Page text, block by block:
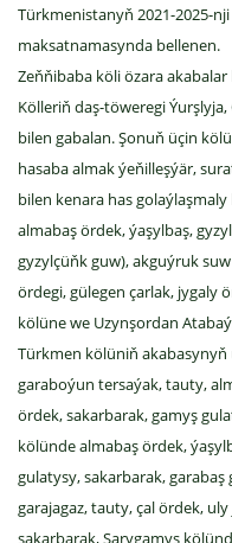
Türkmenistanyň 2021-2025-
maksatnamasynda bellenen.
Zeňňibaba köli özara
Kölleriň daş-töweregi
bilen gabalan. Şonuň üçin
hasaba almak ýeňilleşýär,
bilen kenara has
almabaş ördek, ýaşylbaş,
gyzylçüňk guw), akguýruk
ördegi, gülegen çarlak, jygaly
kölüne we Uzynşordan
Türkmen kölüniň
garaboýun tersaýak, tauty,
ördek, sakarbarak, gamyş
kölünde almabaş ördek,
gulatysy, sakarbarak,
garajagaz, tauty, çal ördek,
sakarbarak, Sarygamyş